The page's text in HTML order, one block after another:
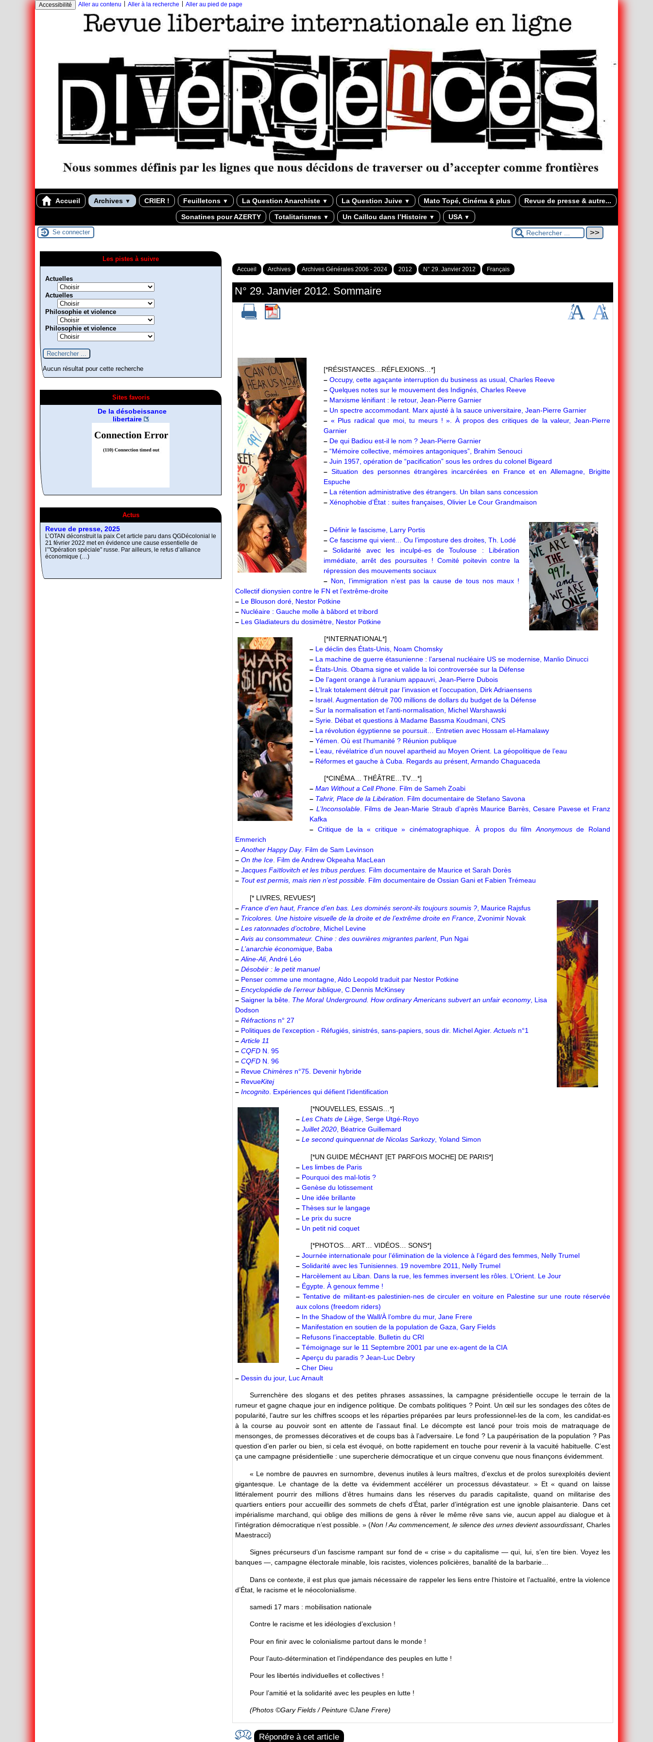
Accessibilité Aller au contenu Aller à la recherche Aller au pied de page
Accueil Archives ▼ CRIER ! Feuilletons ▼ La Question Anarchiste ▼ La Question Juive ▼ Mato Topé, Cinéma & plus Revue de presse & autre...
Sonatines pour AZERTY Totalitarismes ▼ Un Caillou dans l’Histoire ▼ USA ▼
Se connecter
Accueil Archives Archives Générales 2006 - 2024 2012 N° 29. Janvier 2012 Français
N° 29. Janvier 2012. Sommaire
[*RÉSISTANCES…RÉFLEXIONS…*]
– Occupy, cette agaçante interruption du business as usual, Charles Reeve
– Quelques notes sur le mouvement des Indignés, Charles Reeve
– Marxisme lénifiant : le retour, Jean-Pierre Garnier
– Un spectre accommodant. Marx ajusté à la sauce universitaire, Jean-Pierre Garnier
– « Plus radical que moi, tu meurs ! ». À propos des critiques de la valeur, Jean-Pierre
Garnier
– De qui Badiou est-il le nom ? Jean-Pierre Garnier
– “Mémoire collective, mémoires antagoniques”, Brahim Senouci
– Juin 1957, opération de “pacification” sous les ordres du colonel Bigeard
– Situation des personnes étrangères incarcérées en France et en Allemagne, Brigitte
Espuche
– La rétention administrative des étrangers. Un bilan sans concession
– Xénophobie d’État : suites françaises, Olivier Le Cour Grandmaison
– Définir le fascisme, Larry Portis
– Ce fascisme qui vient… Ou l’imposture des droites, Th. Lodé
–
Solidarité avec les inculpé-es de Toulouse : Libération
immédiate, arrêt des poursuites ! Comité poitevin contre la
répression des mouvements sociaux
– Non, l’immigration n’est pas la cause de tous nos maux !
Collectif dionysien contre le FN et l’extrême-droite
– Le Blouson doré, Nestor Potkine
– Nucléaire : Gauche molle à bâbord et tribord
– Les Gladiateurs du dosimètre, Nestor Potkine
[*INTERNATIONAL*]
– Le déclin des États-Unis, Noam Chomsky
– La machine de guerre étasunienne : l’arsenal nucléaire US se modernise, Manlio Dinucci
– États-Unis. Obama signe et valide la loi controversée sur la Défense
– De l’agent orange à l’uranium appauvri, Jean-Pierre Dubois
– L’Irak totalement détruit par l’invasion et l’occupation, Dirk Adriaensens
– Israël. Augmentation de 700 millions de dollars du budget de la Défense
– Sur la normalisation et l’anti-normalisation, Michel Warshawski
– Syrie. Débat et questions à Madame Bassma Koudmani, CNS
– La révolution égyptienne se poursuit… Entretien avec Hossam el-Hamalawy
– Yémen. Où est l’humanité ? Réunion publique
– L’eau, révélatrice d’un nouvel apartheid au Moyen Orient. La géopolitique de l’eau
– Réformes et gauche à Cuba. Regards au présent, Armando Chaguaceda
[*CINÉMA… THÉÂTRE…TV…*]
– Man Without a Cell Phone. Film de Sameh Zoabi
– Tahrir, Place de la Libération. Film documentaire de Stefano Savona
– L’Inconsolable. Films de Jean-Marie Straub d’après Maurice Barrès, Cesare Pavese et Franz
Kafka
– Critique de la « critique » cinématographique. À propos du filmAnonymousde Roland
Emmerich
– Another Happy Day. Film de Sam Levinson
– On the Ice. Film de Andrew Okpeaha MacLean
– Jacques Faïtlovitch et les tribus perdues. Film documentaire de Maurice et Sarah Dorès
– Tout est permis, mais rien n’est possible. Film documentaire de Ossian Gani et Fabien Trémeau
[* LIVRES, REVUES*]
– France d’en haut, France d’en bas. Les dominés seront-ils toujours soumis ? , Maurice Rajsfus
– Tricolores. Une histoire visuelle de la droite et de l’extrême droite en France , Zvonimir Novak
– Les ratonnades d’octobre , Michel Levine
– Avis au consommateur. Chine : des ouvrières migrantes parlent, Pun Ngai
– L’anarchie économique , Baba
– Aline-Ali, André Léo
– Désobéir : le petit manuel
– Penser comme une montagne, Aldo Leopold traduit par Nestor Potkine
– Encyclopédie de l’erreur biblique , C.Dennis McKinsey
– Saigner la bête. The Moral Underground. How ordinary Americans subvert an unfair economy, Lisa
Dodson
– Réfractions n° 27
– Politiques de l’exception - Réfugiés, sinistrés, sans-papiers, sous dir. Michel Agier. Actuels n°1
– Article 11
– CQFD N. 95
– CQFD N. 96
– Revue Chimères n°75. Devenir hybride
– RevueKitej
– Incognito . Expériences qui défient l’identification
[*NOUVELLES, ESSAIS…*]
– Les Chats de Liège , Serge Utgé-Royo
– Juillet 2020 , Béatrice Guillemard
– Le second quinquennat de Nicolas Sarkozy, Yoland Simon
[*UN GUIDE MÉCHANT [ET PARFOIS MOCHE] DE PARIS*]
– Les limbes de Paris
– Pourquoi des mal-lotis ?
– Genèse du lotissement
– Une idée brillante
– Thèses sur le langage
– Le prix du sucre
– Un petit nid coquet
[*PHOTOS… ART… VIDÉOS… SONS*]
– Journée internationale pour l’élimination de la violence à l’égard des femmes, Nelly Trumel
– Solidarité avec les Tunisiennes. 19 novembre 2011, Nelly Trumel
– Harcèlement au Liban. Dans la rue, les femmes inversent les rôles. L’Orient. Le Jour
– Égypte. À genoux femme !
– Tentative de militant-es palestinien-nes de circuler en voiture en Palestine sur une route réservée
aux colons (freedom riders)
– In the Shadow of the Wall/À l’ombre du mur, Jane Frere
– Manifestation en soutien de la population de Gaza, Gary Fields
– Refusons l’inacceptable. Bulletin du CRI
– Témoignage sur le 11 Septembre 2001 par une ex-agent de la CIA
– Aperçu du paradis ? Jean-Luc Debry
– Cher Dieu
– Dessin du jour, Luc Arnault
Surrenchère des slogans et des petites phrases assassines, la campagne présidentielle occupe le terrain de la
rumeur et gagne chaque jour en indigence politique. De combats politiques ? Point. Un œil sur les sondages des côtes de
popularité, l’autre sur les chiffres scoops et les réparties préparées par leurs professionnel-les de la com, les candidat-es
à la course au pouvoir sont en attente de l’assaut final. Le décompte est lancé pour trois mois de matraquage de
mensonges, de promesses décoratives et de coups bas à l’adversaire. Le fond ? La paupérisation de la population ? Pas
question d’en parler ou bien, si cela est évoqué, on botte rapidement en touche pour revenir à la vacuité habituelle. C’est
ça une campagne présidentielle : une supercherie démocratique et un cirque convenu que nous finançons évidemment.
« Le nombre de pauvres en surnombre, devenus inutiles à leurs maîtres, d’exclus et de prolos surexploités devient
gigantesque. Le chantage de la dette va évidemment accélérer un processus dévastateur. » Et « quand on laisse
littéralement pourrir des millions d’êtres humains dans les réserves du paradis capitaliste, quand on militarise des
quartiers entiers pour accueillir des sommets de chefs d’État, parler d’intégration est une ignoble plaisanterie. Dans cet
impérialisme marchand, qui oblige des millions de gens à rêver le même rêve sans vie, aucun appel au dialogue et à
l’intégration démocratique n’est possible. » (Non ! Au commencement, le silence des urnes devient assourdissant, Charles
Maestracci)
Signes précurseurs d’un fascisme rampant sur fond de « crise » du capitalisme — qui, lui, s’en tire bien. Voyez les
banques —, campagne électorale minable, lois racistes, violences policières, banalité de la barbarie…
Dans ce contexte, il est plus que jamais nécessaire de rappeler les liens entre l’histoire et l’actualité, entre la violence
d’État, le racisme et le néocolonialisme.
samedi 17 mars : mobilisation nationale
Contre le racisme et les idéologies d’exclusion !
Pour en finir avec le colonialisme partout dans le monde !
Pour l’auto-détermination et l’indépendance des peuples en lutte !
Pour les libertés individuelles et collectives !
Pour l’amitié et la solidarité avec les peuples en lutte !
(Photos ©Gary Fields / Peinture ©Jane Frere)
Répondre à cet article
Les pistes à suivre
Actuelles
Actuelles
Philosophie et violence
Philosophie et violence
Aucun résultat pour cette recherche
Sites favoris
De la désobeissance
Fragments d’Histoire de
la gauche radicale
A Contretemps, Bulletin
Résistance non-
Actus
Revue de presse, 2025
L’Autre et le Mal
Comment réunir les contraires antagonistes ?